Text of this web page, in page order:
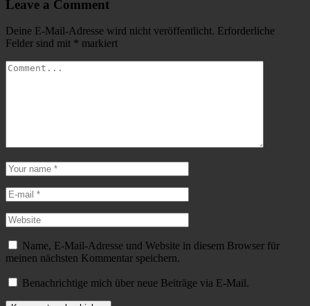
Leave a Comment
Deine E-Mail-Adresse wird nicht veröffentlicht. Erforderliche
Felder sind mit * markiert
Name, E-Mail-Adresse und Website in diesem Browser für
meinen nächsten Kommentar speichern.
Benachrichtige mich über neue Beiträge via E-Mail.